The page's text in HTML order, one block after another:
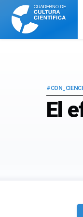
Cuaderno
Cultura
Científica
El